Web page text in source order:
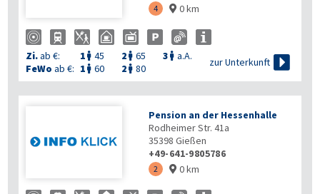
4  0 km
Zi.ab €: 1  45 2  65 3  a.A.
FeWo ab €: 1  60 2  80
zur Unterkunft 
Pension an der Hessenhalle
Rodheimer Str. 41a
35398 Gießen
+49-641-9805786
2  0 km